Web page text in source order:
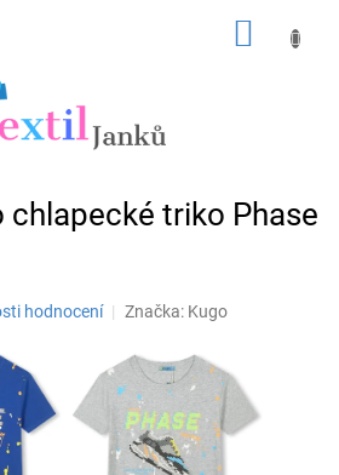
chlapecké triko Phase
hodnocení Značka: Kugo